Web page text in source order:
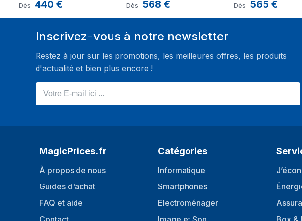
Dès 440 € Dès 568 €
cm (7") Blanc
Dès 565 €
Inscrivez-vous à notre newsletter
Restez à jour sur les promotions, les meilleures offres, les produits
d'actualité et bien plus encore !
MagicPrices.fr
À propos de nous
Guides d'achat
FAQ et aide
Contact
Catégories
Informatique
Smartphones
Electroménager
Image et Son
Box &